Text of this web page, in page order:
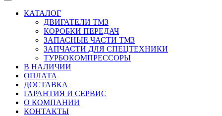
КАТАЛОГ
ДВИГАТЕЛИ ТМЗ
КОРОБКИ ПЕРЕДАЧ
ЗАПАСНЫЕ ЧАСТИ ТМЗ
ЗАПЧАСТИ ДЛЯ СПЕЦТЕХНИКИ
ТУРБОКОМПРЕССОРЫ
В НАЛИЧИИ
ОПЛАТА
ДОСТАВКА
ГАРАНТИЯ И СЕРВИС
О КОМПАНИИ
КОНТАКТЫ